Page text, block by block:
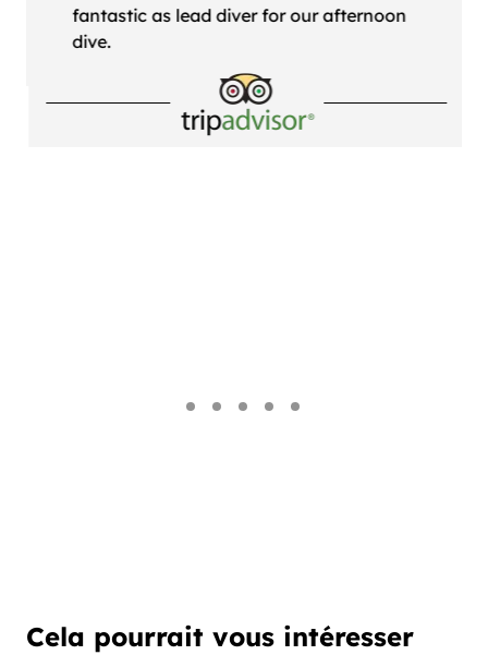
fantastic as lead diver for our afternoon
dive.
Cela pourrait vous intéresser